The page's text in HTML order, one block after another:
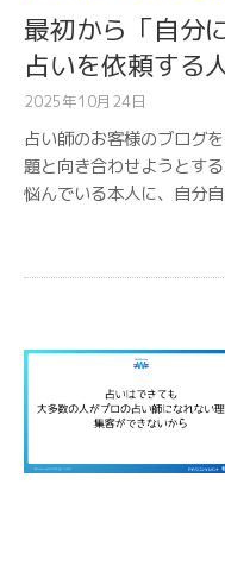
最初から「自分
占いを依頼する
2025年10月24日
占い師のお客様のブログ
題と向き合わせようとす
悩んでいる本人に、自分